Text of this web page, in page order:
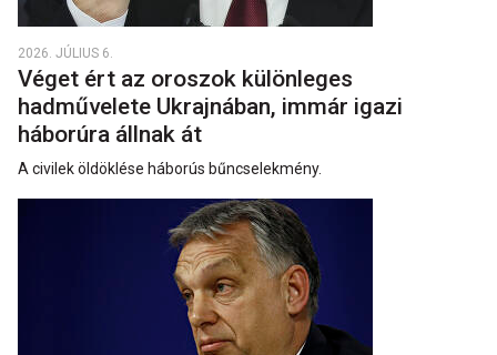
2026. JÚLIUS 6.
Véget ért az oroszok különleges
hadművelete Ukrajnában, immár igazi
háborúra állnak át
A civilek öldöklése háborús bűncselekmény.